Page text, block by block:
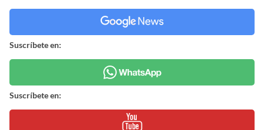
Suscríbete en:
Suscríbete en: